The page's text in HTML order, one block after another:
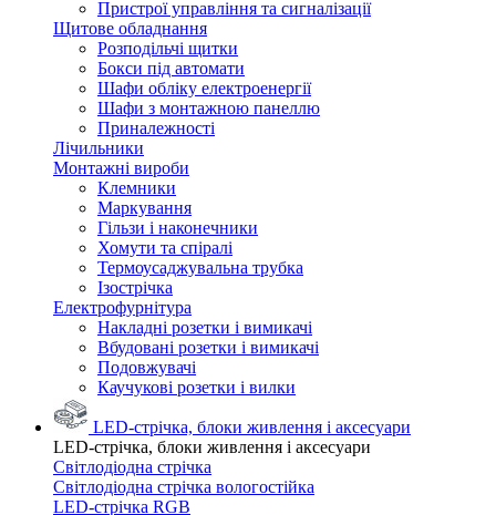
Пристрої управління та сигналізації
Щитове обладнання
Розподільчі щитки
Бокси під автомати
Шафи обліку електроенергії
Шафи з монтажною панеллю
Приналежності
Лічильники
Монтажні вироби
Клемники
Маркування
Гільзи і наконечники
Хомути та спіралі
Термоусаджувальна трубка
Ізострічка
Електрофурнітура
Накладні розетки і вимикачі
Вбудовані розетки і вимикачі
Подовжувачі
Каучукові розетки і вилки
LED-стрічка, блоки живлення і аксесуари
LED-стрічка, блоки живлення і аксесуари
Світлодіодна стрічка
Світлодіодна стрічка вологостійка
LED-стрічка RGB